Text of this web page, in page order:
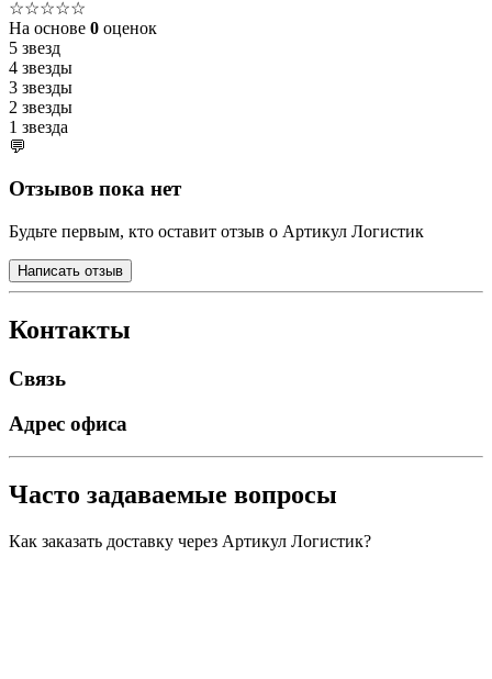
☆☆☆☆☆
На основе 0 оценок
5 звезд
4 звезды
3 звезды
2 звезды
1 звезда
💬
Отзывов пока нет
Будьте первым, кто оставит отзыв о Артикул Логистик
Написать отзыв
Контакты
Связь
Адрес офиса
Часто задаваемые вопросы
Как заказать доставку через Артикул Логистик?